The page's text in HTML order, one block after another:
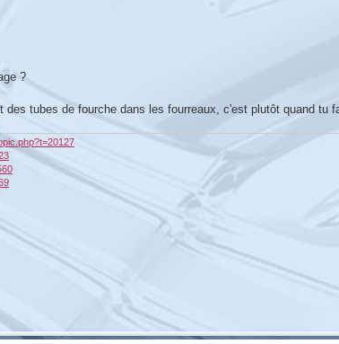
?
tubes de fourche dans les fourreaux, c'est plutôt quand tu